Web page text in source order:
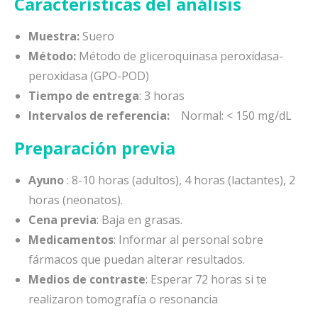
Muestra: Suero
Método: Método de gliceroquinasa peroxidasa-
peroxidasa (GPO-POD)
Tiempo de entrega: 3 horas
Intervalos de referencia: Normal: < 150 mg/dL
Preparación previa
Ayuno : 8-10 horas (adultos), 4 horas (lactantes), 2
horas (neonatos).
Cena previa: Baja en grasas.
Medicamentos: Informar al personal sobre
fármacos que puedan alterar resultados.
Medios de contraste: Esperar 72 horas si te
realizaron tomografía o resonancia